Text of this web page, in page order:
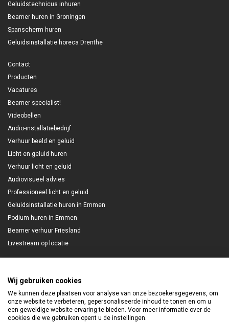
Geluidstechnicus inhuren
Beamer huren in Groningen
Spanscherm huren
Geluidsinstallatie horeca Drenthe
Contact
Producten
Vacatures
Beamer specialist!
Videobellen
Audio-installatiebedrijf
Verhuur beeld en geluid
Licht en geluid huren
Verhuur licht en geluid
Audiovisueel advies
Professioneel licht en geluid
Geluidsinstallatie huren in Emmen
Podium huren in Emmen
Beamer verhuur Friesland
Livestream op locatie
Nieuwsbrief
Meld je aan en blijf gratis op de hoogte!
Wij gebruiken cookies
We kunnen deze plaatsen voor analyse van onze bezoekersgegevens, om
onze website te verbeteren, gepersonaliseerde inhoud te tonen en om u
een geweldige website-ervaring te bieden. Voor meer informatie over de
cookies die we gebruiken opent u de instellingen.